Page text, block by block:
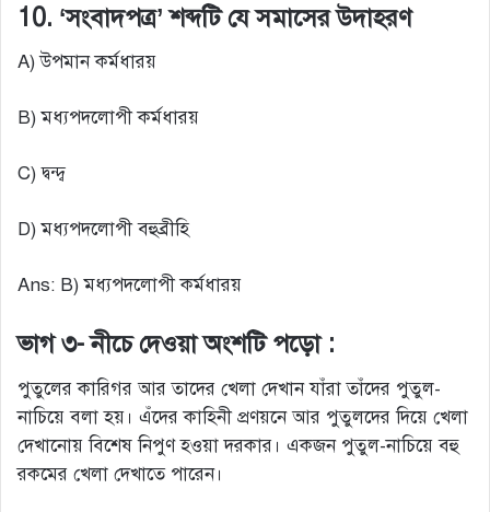
10. ‘সংবাদপত্র’ শব্দটি যে সমাসের উদাহরণ
A) উপমান কর্মধারয়
B) মধ্যপদলোপী কর্মধারয়
C) দ্বন্দ্ব
D) মধ্যপদলোপী বহুব্রীহি
Ans: B) মধ্যপদলোপী কর্মধারয়
ভাগ ৩- নীচে দেওয়া অংশটি পড়ো :
পুতুলের কারিগর আর তাদের খেলা দেখান যাঁরা তাঁদের পুতুল-
নাচিয়ে বলা হয়। এঁদের কাহিনী প্রণয়নে আর পুতুলদের দিয়ে খেলা
দেখানোয় বিশেষ নিপুণ হওয়া দরকার। একজন পুতুল-নাচিয়ে বহু
রকমের খেলা দেখাতে পারেন।